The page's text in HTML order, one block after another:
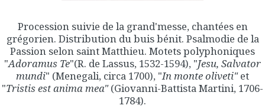
Procession suivie de la grand'messe, chantées en
grégorien. Distribution du buis bénit. Psalmodie de la
Passion selon saint Matthieu. Motets polyphoniques
"Adoramus Te"(R. de Lassus, 1532-1594), "Jesu, Salvator
mundi" (Menegali, circa 1700), "In monte oliveti"et
"Tristis est animamea"(Giovanni-Battista Martini, 1706-
1784).